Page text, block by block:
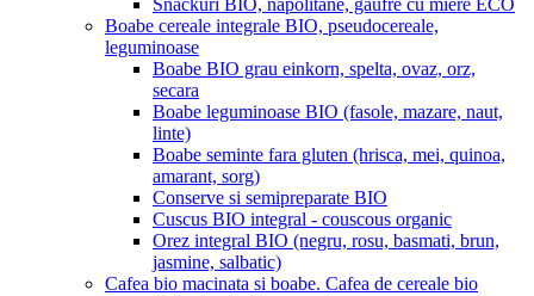
Snackuri BIO, napolitane, gaufre cu miere ECO
Boabe cereale integrale BIO, pseudocereale,
leguminoase
Boabe BIO grau einkorn, spelta, ovaz, orz,
secara
Boabe leguminoase BIO (fasole, mazare, naut,
linte)
Boabe seminte fara gluten (hrisca, mei, quinoa,
amarant, sorg)
Conserve si semipreparate BIO
Cuscus BIO integral - couscous organic
Orez integral BIO (negru, rosu, basmati, brun,
jasmine, salbatic)
Cafea bio macinata si boabe. Cafea de cereale bio